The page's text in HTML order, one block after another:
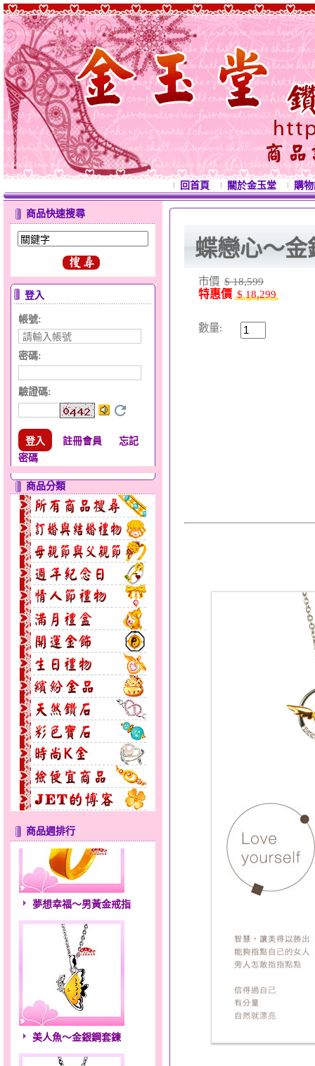
回首頁 關於金玉堂 購
商品快速搜尋
登入
帳號:
密碼:
驗證碼:
註冊會員
忘記
密碼
商品分類
商品週排行
夢想幸福～男黃金戒指
美人魚～金銀鋼套鍊
蝶戀心～金
市價 $ 18,599
特惠價 $ 18,299
數量: